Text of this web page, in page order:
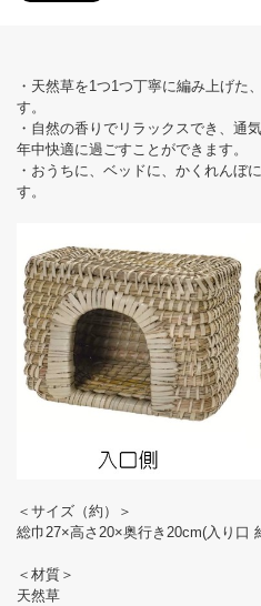
・天然草を1つ1つ丁寧に編み上げた
す。
・自然の香りでリラックスでき、通
年中快適に過ごすことができます。
・おうちに、ベッドに、かくれんぼ
す。
＜サイズ（約）＞
総巾27×高さ20×奥行き20cm(入り口
＜材質＞
天然草